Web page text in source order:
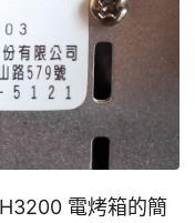
電烤箱的簡